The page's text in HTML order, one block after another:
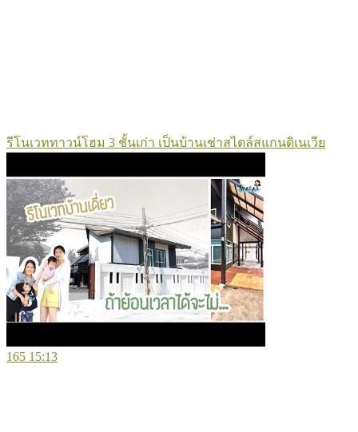
รีโนเวททาวน์โฮม 3 ชั้นเก่า เป็นบ้านเช่าสไตล์สแกนดิเนเวีย
165 15:13